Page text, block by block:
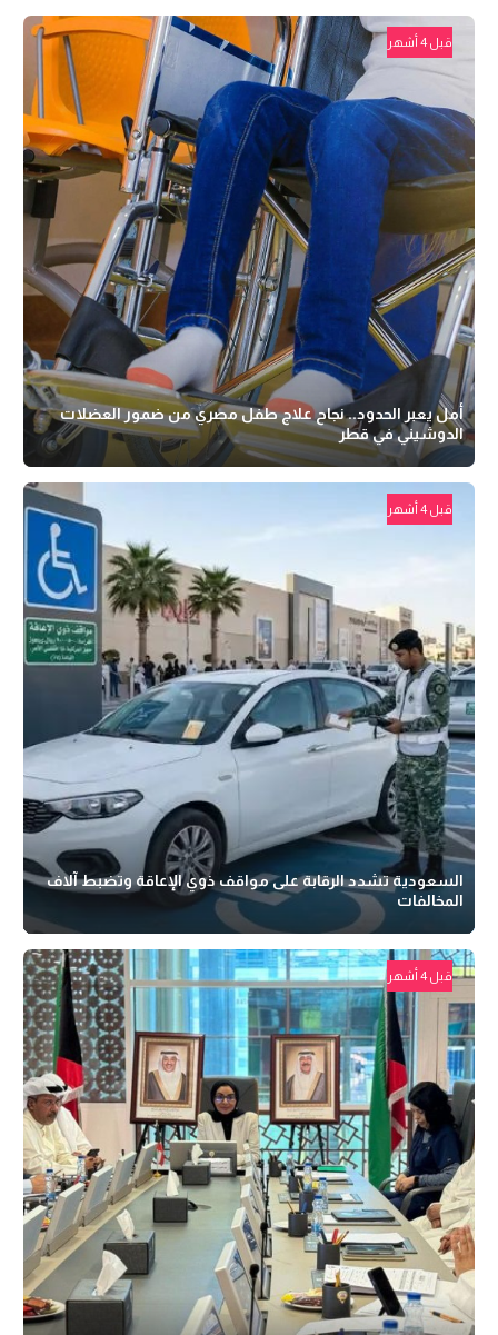
قبل 4 أشهر
أمل يعبر الحدود.. نجاح علاج طفل مصري من ضمور العضلات
الدوشيني في قطر
قبل 4 أشهر
السعودية تشدد الرقابة على مواقف ذوي الإعاقة وتضبط آلاف
المخالفات
قبل 4 أشهر